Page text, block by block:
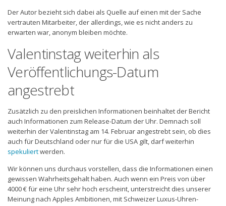
Der Autor bezieht sich dabei als Quelle auf einen mit der Sache
vertrauten Mitarbeiter, der allerdings, wie es nicht anders zu
erwarten war, anonym bleiben möchte.
Valentinstag weiterhin als
Veröffentlichungs-Datum
angestrebt
Zusätzlich zu den preislichen Informationen beinhaltet der Bericht
auch Informationen zum Release-Datum der Uhr. Demnach soll
weiterhin der Valentinstag am 14. Februar angestrebt sein, ob dies
auch für Deutschland oder nur für die USA gilt, darf weiterhin
spekuliertwerden.
Wir können uns durchaus vorstellen, dass die Informationen einen
gewissen Wahrheitsgehalt haben. Auch wenn ein Preis von über
4000 € für eine Uhr sehr hoch erscheint, unterstreicht dies unserer
Meinung nach Apples Ambitionen, mit Schweizer Luxus-Uhren-